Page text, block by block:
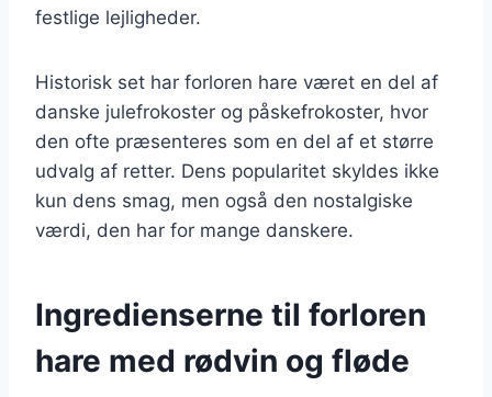
festlige lejligheder.
Historisk set har forloren hare været en del af
danske julefrokoster og påskefrokoster, hvor
den ofte præsenteres som en del af et større
udvalg af retter. Dens popularitet skyldes ikke
kun dens smag, men også den nostalgiske
værdi, den har for mange danskere.
Ingredienserne til forloren
hare med rødvin og fløde